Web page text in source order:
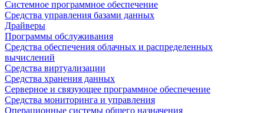
Системное программное обеспечение
Средства управления базами данных
Драйверы
Программы обслуживания
Средства обеспечения облачных и распределенных
вычислений
Средства виртуализации
Средства хранения данных
Серверное и связующее программное обеспечение
Средства мониторинга и управления
Операционные системы общего назначения